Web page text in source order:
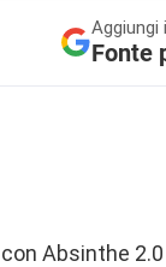
Aggiungi
Fonte
Absinthe